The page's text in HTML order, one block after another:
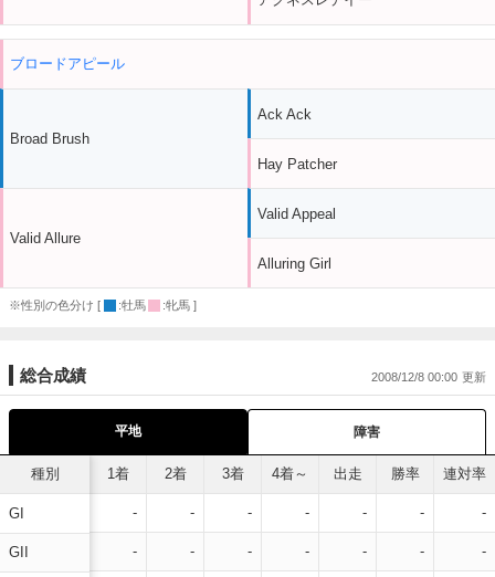
ブロードアピール
Broad Brush
Valid Allure
Ack Ack
Hay Patcher
Valid Appeal
Alluring Girl
※性別の色分け [ :牡馬 :牝馬 ]
総合成績 2008/12/8 00:00
平地 障害
種別
GI
GII
1着 2着 3着 4着～ 出走 勝率 連対率
- - - - - - -
- - - - - - -